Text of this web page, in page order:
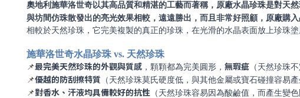
奧地利施華洛世奇以其高品質和精湛的工藝而著稱， 原廠水晶珍珠是對天然
與坊間仿珠散發出的亮光效果相較，遠遠勝出，而且非常好照顧，原廠購入
相較於天然珍珠， 它完美複製的真正的珍珠，在光滑的水晶表面放上珍珠
施華洛世奇水晶珍珠 vs. 天然珍珠
📌最完美天然珍珠的外觀與質感 ，顆顆都為完美圓形， 無瑕疵 （天然珍珠
📌優越的防刮擦特質 （天然珍珠莫氏硬度低，與其他金屬或寶石碰撞容易產
📌對香水、汗液均具備較好的抗性 （天然珍珠容易因為酸鹼值，而產生變色